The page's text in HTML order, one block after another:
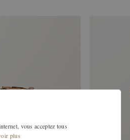
vous acceptez tous
plus